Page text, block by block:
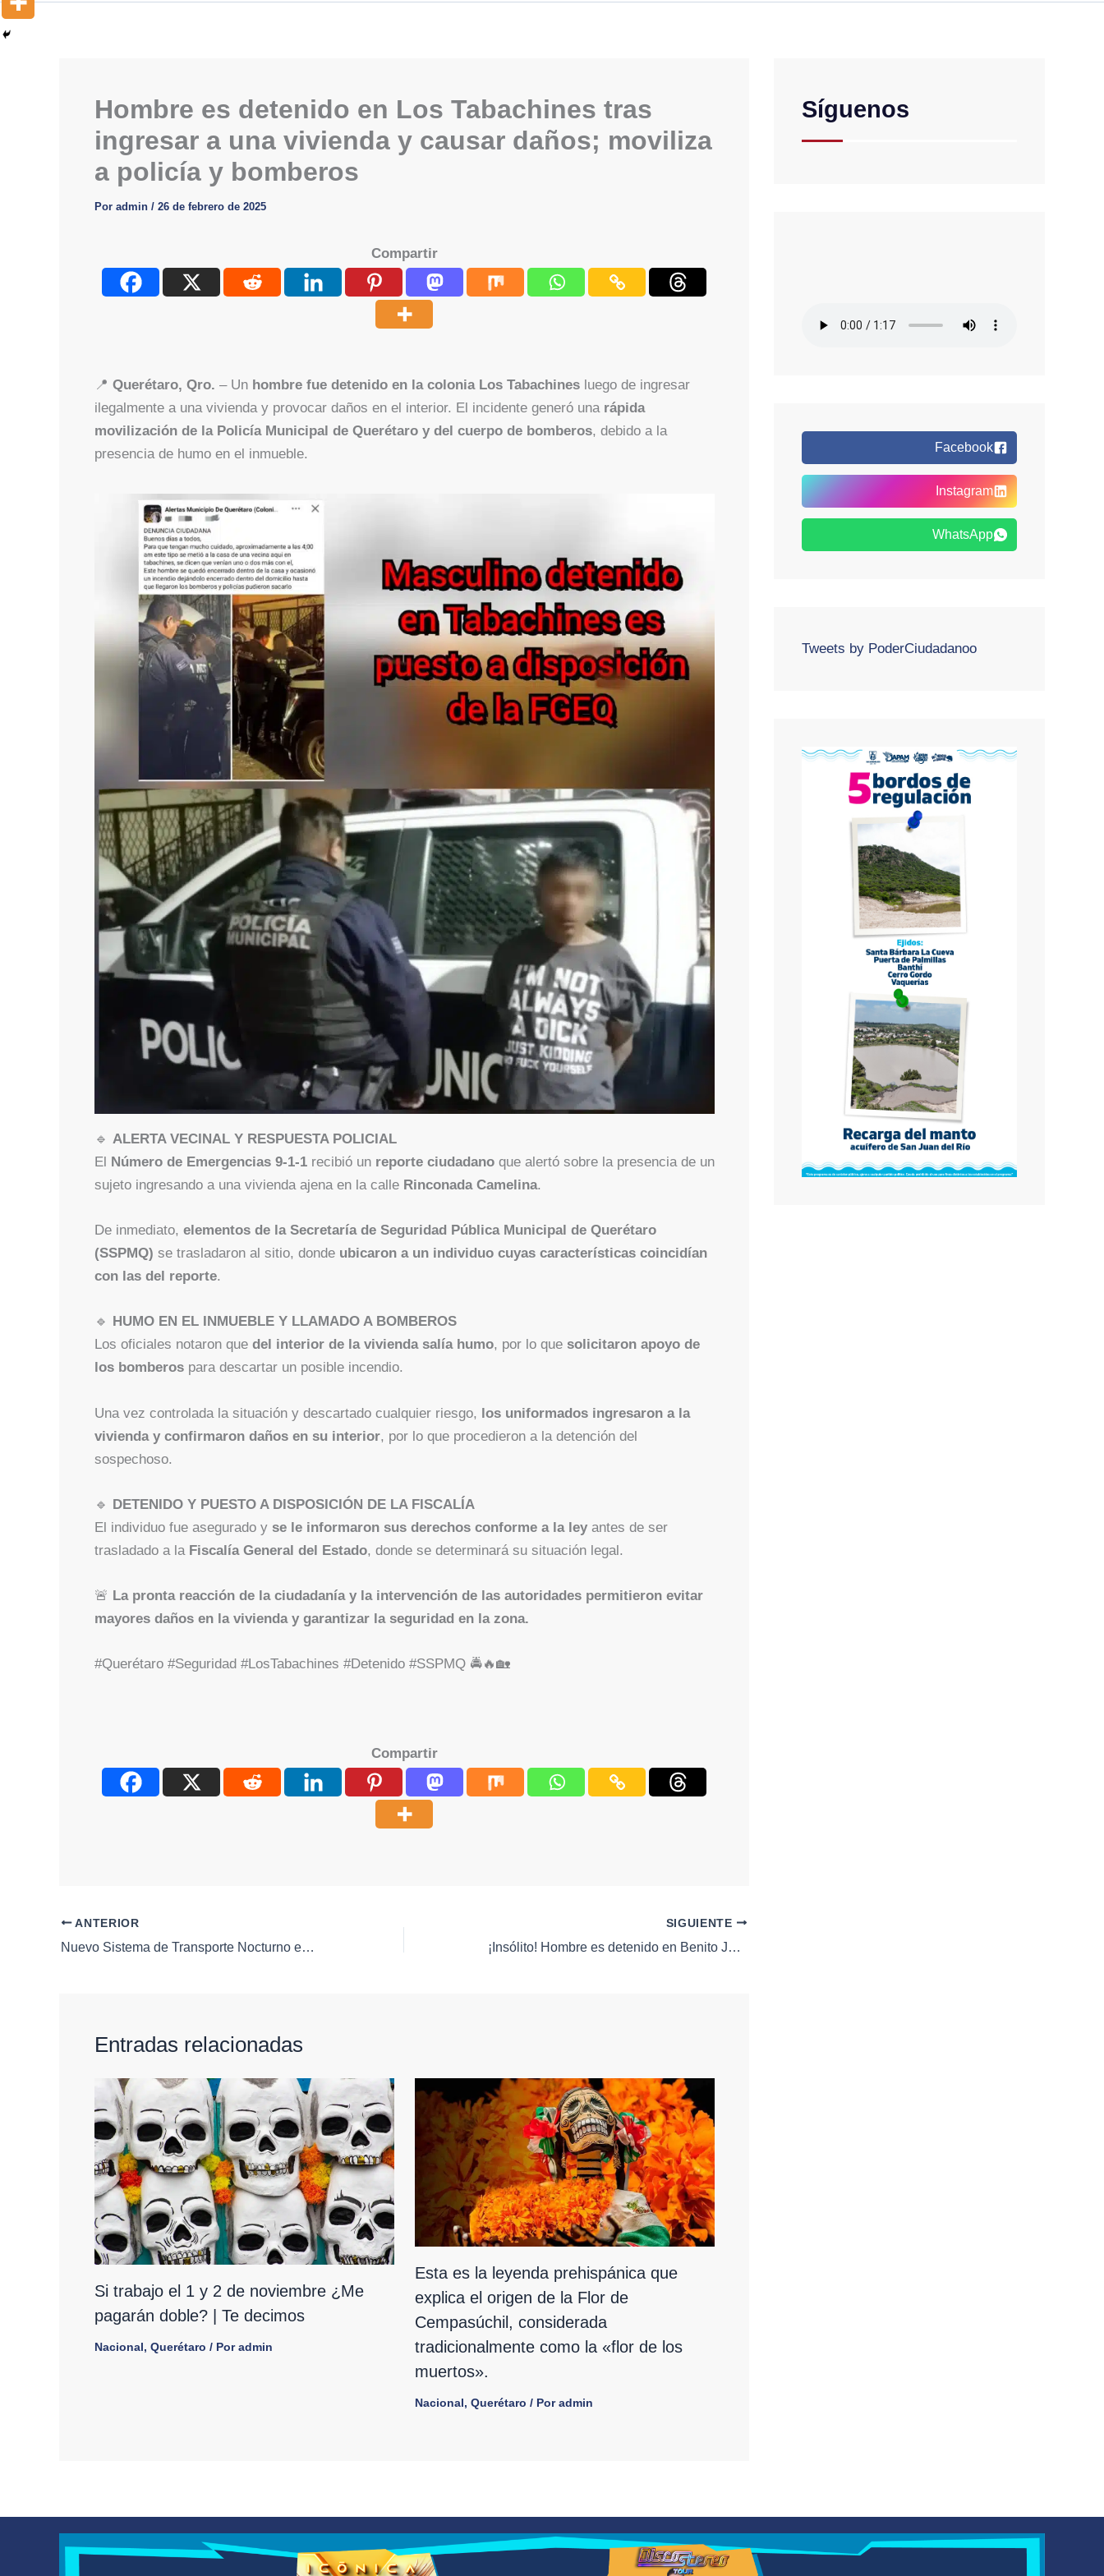
Hombre es detenido en Los Tabachines tras
ingresar a una vivienda y causar daños; moviliza
a policía y bomberos
Por admin / 26 de febrero de 2025
Compartir
📍 Querétaro, Qro. – Un hombre fue detenido en la colonia Los Tabachinesluego de ingresar
ilegalmente a una vivienda y provocar daños en el interior. El incidente generó una rápida
movilización de la Policía Municipal de Querétaro y del cuerpo de bomberos, debido a la
presencia de humo en el inmueble.
🔹 ALERTA VECINAL Y RESPUESTA POLICIAL
El Número de Emergencias 9-1-1recibió un reporte ciudadanoque alertó sobre la presencia de un
sujeto ingresando a una vivienda ajena en la calle Rinconada Camelina.
De inmediato, elementos de la Secretaría de Seguridad Pública Municipal de Querétaro
(SSPMQ) se trasladaron al sitio, donde ubicaron a un individuo cuyas características coincidían
con las del reporte.
🔹
HUMO EN EL INMUEBLE Y LLAMADO A BOMBEROS
Los oficiales notaron que del interior de la vivienda salía humo, por lo que solicitaron apoyo de
los bomberospara descartar un posible incendio.
Una vez controlada la situación y descartado cualquier riesgo, los uniformados ingresaron a la
vivienda y confirmaron daños en su interior, por lo que procedieron a la detención del
sospechoso.
🔹 DETENIDO Y PUESTO A DISPOSICIÓN DE LA FISCALÍA
El individuo fue asegurado y se le informaron sus derechos conforme a la leyantes de ser
trasladado a la Fiscalía General del Estado, donde se determinará su situación legal.
🚨 La pronta reacción de la ciudadanía y la intervención de las autoridades permitieron evitar
mayores daños en la vivienda y garantizar la seguridad en la zona.
#Querétaro #Seguridad #LosTabachines #Detenido #SSPMQ 🚔🔥🏡
Compartir
ANTERIOR
Nuevo Sistema de Transporte Nocturno en Querétaro: más rutas y seguridad para estudiantes y trabajadores
SIGUIENTE
¡Insólito! Hombre es detenido en Benito Juárez tras plantar un árbol; pasó 72 horas en el Reclusorio Norte
Entradas relacionadas
Si trabajo el 1 y 2 de noviembre ¿Me
pagarán doble? | Te decimos
Nacional, Querétaro / Poradmin
Esta es la leyenda prehispánica que
explica el origen de la Flor de
Cempasúchil, considerada
tradicionalmente como la «flor de los
muertos».
Nacional, Querétaro / Poradmin
Síguenos
Facebook
Instagram
WhatsApp
Tweets by PoderCiudadanoo